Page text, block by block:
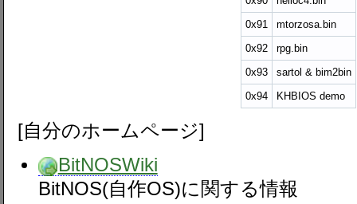
0x91
mtorzosa.bin
0x92
rpg.bin
0x93
sartol & bim2bin
0x94
KHBIOS demo
[自分のホームページ]
BitNOSWiki
BitNOS(自作OS)に関する情報